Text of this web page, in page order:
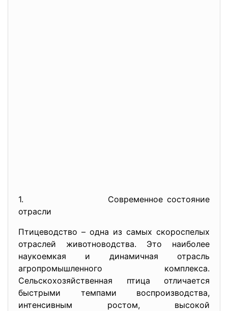
1. Современное состояние
отрасли
Птицеводство – одна из самых скороспелых
отраслей животноводства. Это наиболее
наукоемкая и динамичная отрасль
агропромышленного комплекса.
Сельскохозяйственная птица отличается
быстрыми темпами воспроизводства,
интенсивным ростом, высокой